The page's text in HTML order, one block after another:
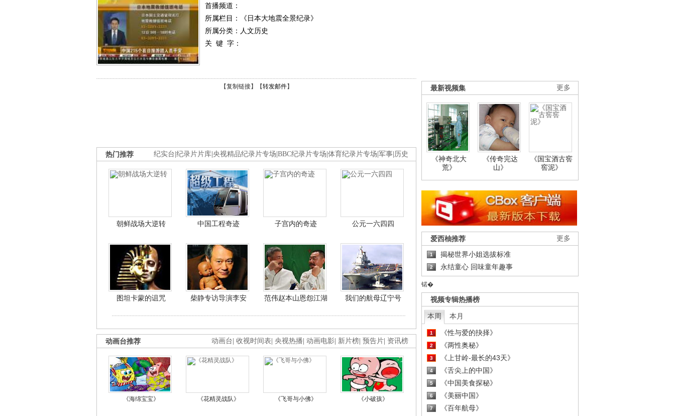
首播频道：
所属栏目：
《日本大地震全景纪录》
所属分类：人文历史
关 键 字：
【复制链接】【转发邮件】
纪实台 纪录片片库 央视精品纪录片专场 BBC纪录片专场 体育纪录片专场 军事 历史
热门推荐
朝鲜战场大逆转 中国工程奇迹 子宫内的奇迹 公元一六四四
图坦卡蒙的诅咒 柴静专访导演李安 范伟赵本山恩怨江湖 我们的航母辽宁号
动画台 收视时间表 央视热播 动画电影 新片榜 预告片 资讯榜
动画台推荐
《海绵宝宝》 《花精灵战队》 《飞哥与小佛》 《小破孩》
更多
最新视频集
《神奇北大
荒》
《传奇完达
山》
《国宝酒古窖
窖泥》
更多
爱西柚推荐
1 揭秘世界小姐选拔标准
2 永结童心 回味童年趣事
锘�
视频专辑热播榜
本周 本月
1 《性与爱的抉择》
2 《两性奥秘》
3 《上甘岭-最长的43天》
4 《舌尖上的中国》
5 《中国美食探秘》
6 《美丽中国》
7 《百年航母》